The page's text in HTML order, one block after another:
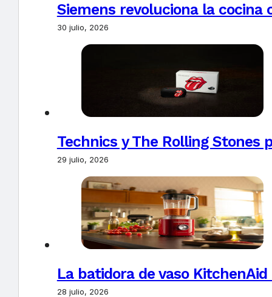
Siemens revoluciona la
30 julio, 2026
Technics y The Rolling Stones
29 julio, 2026
La batidora de vaso
28 julio, 2026